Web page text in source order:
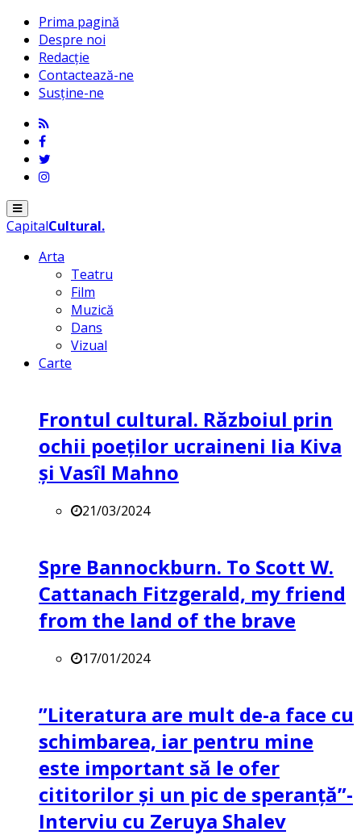
Prima pagină
Despre noi
Redacție
Contactează-ne
Susține-ne
Menu
CapitalCultural.
Arta
Teatru
Film
Muzică
Dans
Vizual
Carte
Frontul cultural. Războiul prin
ochii poeților ucraineni Iia Kiva
și Vasîl Mahno
21/03/2024
Spre Bannockburn. To Scott W.
Cattanach Fitzgerald, my friend
from the land of the brave
17/01/2024
”Literatura are mult de-a face cu
schimbarea, iar pentru mine
este important să le ofer
cititorilor și un pic de speranță”-
Interviu cu Zeruya Shalev